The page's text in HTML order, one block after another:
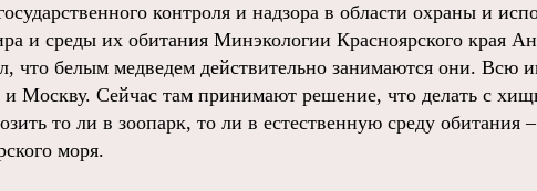
контроля и надзора в области охраны и
и среды их обитания Минэкологии Красноярского края
что белым медведем действительно занимаются они. Всю
и Москву. Сейчас там принимают решение, что делать с
то ли в зоопарк, то ли в естественную среду обитания
моря.